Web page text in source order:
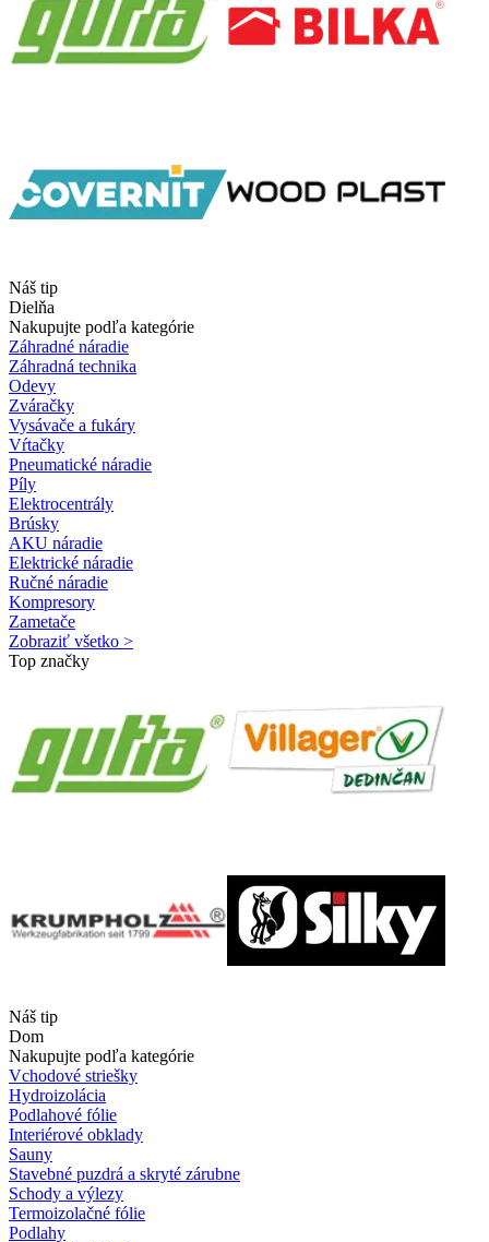
Náš tip
Dielňa
Nakupujte podľa kategórie
Záhradné náradie
Záhradná technika
Odevy
Zváračky
Vysávače a fukáry
Vŕtačky
Pneumatické náradie
Píly
Elektrocentrály
Brúsky
AKU náradie
Elektrické náradie
Ručné náradie
Kompresory
Zametače
Zobraziť všetko >
Top značky
Náš tip
Dom
Nakupujte podľa kategórie
Vchodové striešky
Hydroizolácia
Podlahové fólie
Interiérové obklady
Sauny
Stavebné puzdrá a skryté zárubne
Schody a výlezy
Termoizolačné fólie
Podlahy